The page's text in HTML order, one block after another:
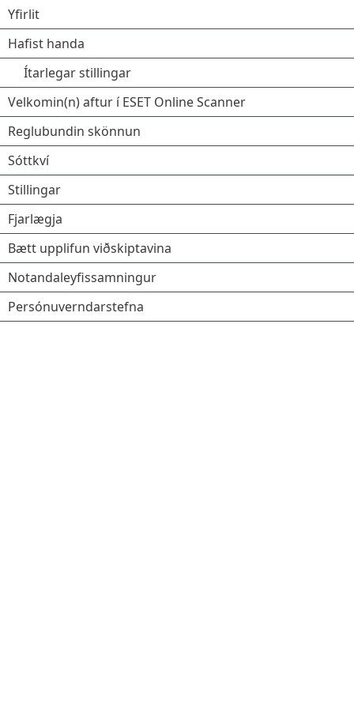
Yfirlit
Hafist handa
Ítarlegar stillingar
Velkomin(n) aftur í ESET Online Scanner
Reglubundin skönnun
Sóttkví
Stillingar
Fjarlægja
Bætt upplifun viðskiptavina
Notandaleyfissamningur
Persónuverndarstefna